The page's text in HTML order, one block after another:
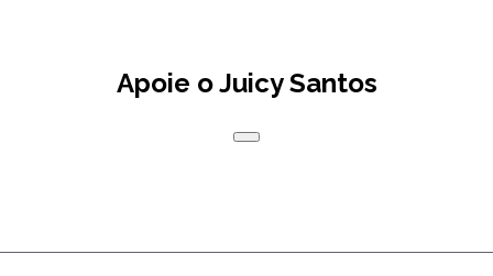
Apoie o Juicy Santos